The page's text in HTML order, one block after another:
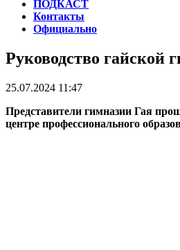
ПОДКАСТ
Контакты
Официально
Руководство гайской
25.07.2024 11:47
Представители гимназии Гая
центре профессионального